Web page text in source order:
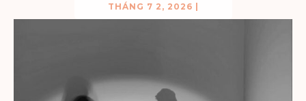
THÁNG 7 2, 2026